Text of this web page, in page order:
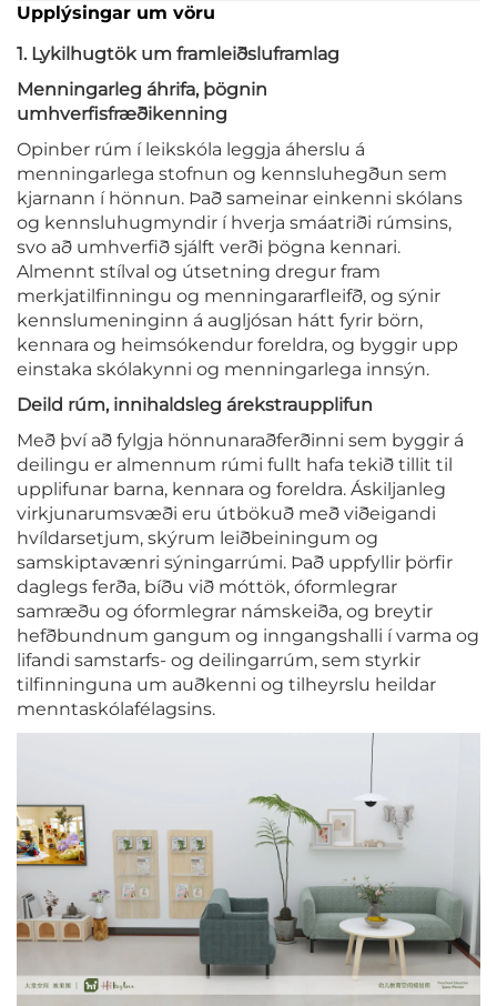
Upplýsingar um vöru
1. Lykilhugtök um framleiðsluframlag
Menningarleg áhrifa, þögnin
umhverfisfræðikenning
Opinber rúm í leikskóla leggja áherslu á
menningarlega stofnun og kennsluhegðun sem
kjarnann í hönnun. Það sameinar einkenni skólans
og kennsluhugmyndir í hverja smáatriði rúmsins,
svo að umhverfið sjálft verði þögna kennari.
Almennt stílval og útsetning dregur fram
merkjatilfinningu og menningararfleifð, og sýnir
kennslumeninginn á augljósan hátt fyrir börn,
kennara og heimsókendur foreldra, og byggir upp
einstaka skólakynni og menningarlega innsýn.
Deild rúm, innihaldsleg árekstraupplifun
Með því að fylgja hönnunaraðferðinni sem byggir á
deilingu er almennum rúmi fullt hafa tekið tillit til
upplifunar barna, kennara og foreldra. Áskiljanleg
virkjunarumsvæði eru útbökuð með viðeigandi
hvíldarsetjum, skýrum leiðbeiningum og
samskiptavænri sýningarrúmi. Það uppfyllir þörfir
daglegs ferða, bíðu við móttök, óformlegrar
samræðu og óformlegrar námskeiða, og breytir
hefðbundnum gangum og inngangshalli í varma og
lifandi samstarfs- og deilingarrúm, sem styrkir
tilfinninguna um auðkenni og tilheyrslu heildar
menntaskólafélagsins.